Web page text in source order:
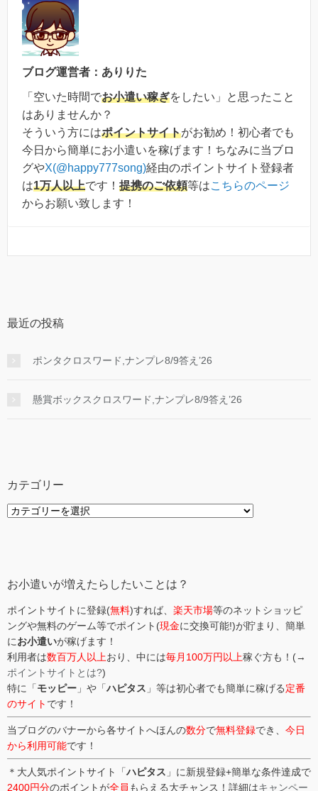
ブログ運営者：ありりた
「空いた時間でお小遣い稼ぎをしたい」と思ったこと
はありませんか？
そういう方にはポイントサイトがお勧め！初心者でも
今日から簡単にお小遣いを稼げます！ちなみに当ブロ
グやX(@happy777song)経由のポイントサイト登録者
は1万人以上です！ 提携のご依頼等はこちらのページ
からお願い致します！
最近の投稿
ポンタクロスワード,ナンプレ8/9答え’26
懸賞ボックスクロスワード,ナンプレ8/9答え’26
カテゴリー
カ
お小遣いが増えたらしたいことは？
ポイントサイトに登録(無料)すれば、 楽天市場等のネットショッピ
ングや無料のゲーム等でポイント(現金に交換可能!)が貯まり、簡単
にお小遣いが稼げます！
利用者は数百万人以上おり、中には毎月100万円以上稼ぐ方も！(→
ポイントサイトとは?)
特に「モッピー 」や「ハピタス 」等は初心者でも簡単に稼げる定番
のサイト です！
当ブログのバナーから各サイトへほんの数分で無料登録でき、 今日
から利用可能です！
＊大人気ポイントサイト「ハピタス 」に新規登録+簡単な条件達成で
2400円分のポイントが全員 もらえる大チャンス！詳細はキャンペー